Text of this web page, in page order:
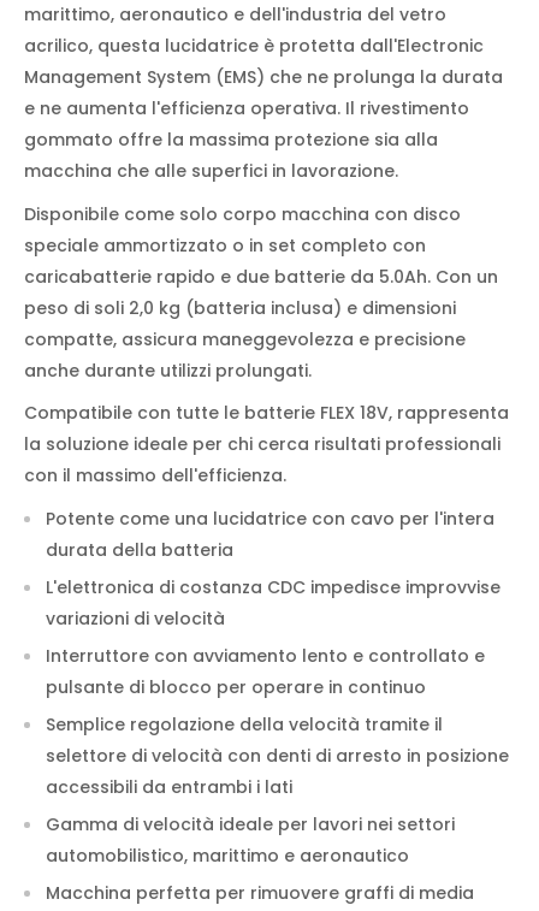
marittimo, aeronautico e dell'industria del vetro
acrilico, questa lucidatrice è protetta dall'Electronic
Management System (EMS) che ne prolunga la durata
e ne aumenta l'efficienza operativa. Il rivestimento
gommato offre la massima protezione sia alla
macchina che alle superfici in lavorazione.
Disponibile come solo corpo macchina con disco
speciale ammortizzato o in set completo con
caricabatterie rapido e due batterie da 5.0Ah. Con un
peso di soli 2,0 kg (batteria inclusa) e dimensioni
compatte, assicura maneggevolezza e precisione
anche durante utilizzi prolungati.
Compatibile con tutte le batterie FLEX 18V, rappresenta
la soluzione ideale per chi cerca risultati professionali
con il massimo dell'efficienza.
Potente come una lucidatrice con cavo per l'intera
durata della batteria
L'elettronica di costanza CDC impedisce improvvise
variazioni di velocità
Interruttore con avviamento lento e controllato e
pulsante di blocco per operare in continuo
Semplice regolazione della velocità tramite il
selettore di velocità con denti di arresto in posizione
accessibili da entrambi i lati
Gamma di velocità ideale per lavori nei settori
automobilistico, marittimo e aeronautico
Macchina perfetta per rimuovere graffi di media